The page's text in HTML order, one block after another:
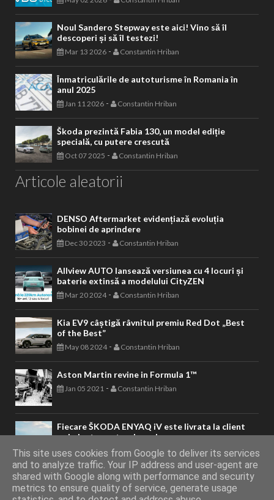
Noul Sandero Stepway este aici! Vino să îl
descoperi și să îl testezi!
Mar 13 2026 - Constantin Hriban
Înmatriculările de autoturisme în Romania în
anul 2025
Jan 11 2026 - Constantin Hriban
Škoda prezintă Fabia 130, un model ediție
specială, cu putere crescută
Oct 07 2025 - Constantin Hriban
Articole aleatorii
DENSO Aftermarket evidențiază evoluția
bobinei de aprindere
Dec 30 2023 - Constantin Hriban
Allview AUTO lansează versiunea cu 4 locuri și
baterie extinsă a modelului CityZEN
Mar 20 2024- Constantin Hriban
Kia EV9 câștigă râvnitul premiu Red Dot „Best
of the Best”
May 08 2024- Constantin Hriban
Aston Martin revine in Formula 1™
Jan 05 2021 - Constantin Hriban
Fiecare ŠKODA ENYAQ iV este livrata la client
cu balanta neutra de carbon
Jun 08 2021- Constantin Hriban
AUTOVITAL - Blog AutoCopyright © 2011 - 2026. Toate drepturile
This site uses cookies from Google to deliver its services
and to analyze traffic. Your IP address and user-agent are
shared with Google along with performance and security
metrics to ensure quality of service, generate usage